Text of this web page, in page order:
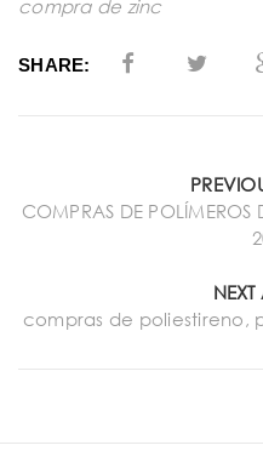
compra de zinc
SHARE:
COMPRAS DE POLÍMEROS
NEXT
compras de poliestireno,